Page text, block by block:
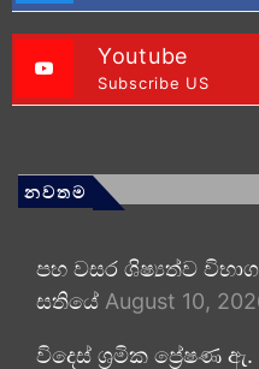
Youtube
Subscribe US
නවතම
පහ වසර ශිෂ්‍යත්ව
සතියේ August 10,
විදෙස් ශ්‍රමික ප්‍රේෂණ